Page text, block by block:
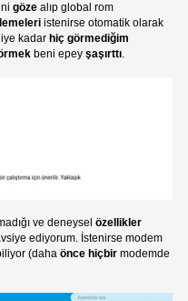
göze alıp global rom
istenirse otomatik olarak
kadar hiç görmediğim
beni epey şaşırttı.
ve deneysel özellikler
ediyorum. İstenirse modem
(daha önce hiçbir modemde